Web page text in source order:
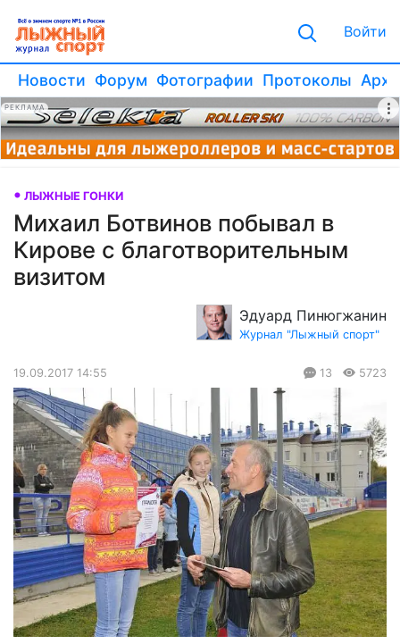
Войти
Новости Форум Фотографии Протоколы
РЕКЛАМА
ЛЫЖНЫЕ ГОНКИ
Михаил Ботвинов побывал в
Кирове с благотворительным
визитом
Эдуард Пинюгжанин
Журнал "Лыжный спорт"
19.09.2017 14:55 13 5723